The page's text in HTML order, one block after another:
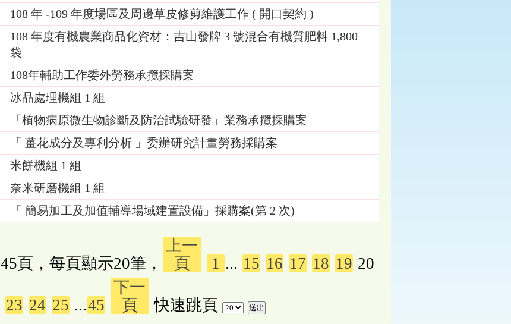
108 年 -109 年度場區及周邊草皮修剪維護工作 ( 開口契約 )
108 年度有機農業商品化資材：吉山發牌 3 號混合有機質肥料 1,800
袋
108年輔助工作委外勞務承攬採購案
冰品處理機組 1 組
「植物病原微生物診斷及防治試驗研發」業務承攬採購案
「 薑花成分及專利分析 」委辦研究計畫勞務採購案
米餅機組 1 組
奈米研磨機組 1 組
「 簡易加工及加值輔導場域建置設備」採購案(第 2 次)
45頁，每頁顯示20筆，
上一
頁
1 ... 15 16 17 18 19 20
23 24 25 ...45
下一
頁
快速跳頁